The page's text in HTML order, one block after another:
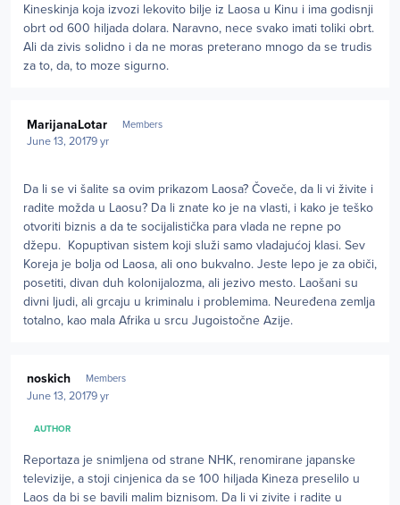
Kineskinja koja izvozi lekovito bilje iz Laosa u Kinu i ima godisnji
obrt od 600 hiljada dolara. Naravno, nece svako imati toliki obrt.
Ali da zivis solidno i da ne moras preterano mnogo da se trudis
za to, da, to moze sigurno.
MarijanaLotar Members
June 13, 20179 yr
Da li se vi šalite sa ovim prikazom Laosa? Čoveče, da li vi živite i
radite možda u Laosu? Da li znate ko je na vlasti, i kako je teško
otvoriti biznis a da te socijalistička para vlada ne repne po
džepu. Kopuptivan sistem koji služi samo vladajućoj klasi. Sev
Koreja je bolja od Laosa, ali ono bukvalno. Jeste lepo je za običi,
posetiti, divan duh kolonijalozma, ali jezivo mesto. Laošani su
divni ljudi, ali grcaju u kriminalu i problemima. Neuređena zemlja
totalno, kao mala Afrika u srcu Jugoistočne Azije.
noskich Members
June 13, 20179 yr
AUTHOR
Reportaza je snimljena od strane NHK, renomirane japanske
televizije, a stoji cinjenica da se 100 hiljada Kineza preselilo u
Laos da bi se bavili malim biznisom. Da li vi zivite i radite u